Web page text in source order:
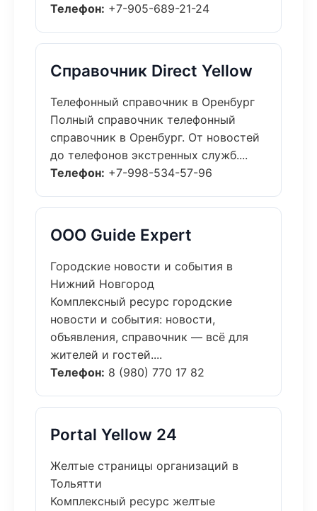
Телефон: +7-905-689-21-24
Справочник Direct Yellow
Телефонный справочник в Оренбург
Полный справочник телефонный
справочник в Оренбург. От новостей
до телефонов экстренных служб....
Телефон: +7-998-534-57-96
ООО Guide Expert
Городские новости и события в
Нижний Новгород
Комплексный ресурс городские
новости и события: новости,
объявления, справочник — всё для
жителей и гостей....
Телефон: 8 (980) 770 17 82
Portal Yellow 24
Желтые страницы организаций в
Тольятти
Комплексный ресурс желтые